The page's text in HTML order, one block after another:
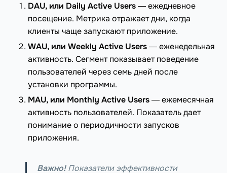
DAU, или Daily Active Users― ежедневное
посещение. Метрика отражает дни, когда
клиенты чаще запускают приложение.
WAU, или Weekly Active Users― еженедельная
активность. Сегмент показывает поведение
пользователей через семь дней после
установки программы.
MAU, или Monthly Active Users― ежемесячная
активность пользователей. Показатель дает
понимание о периодичности запусков
приложения.
Важно!Показатели эффективности